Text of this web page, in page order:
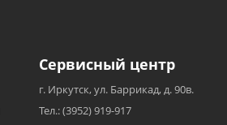
Сервисный центр
г. Иркутск, ул. Баррикад, д. 90в.
Тел.: (3952) 919-917